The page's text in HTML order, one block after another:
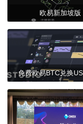
欧易新加坡版
免费欧易BTC兑换